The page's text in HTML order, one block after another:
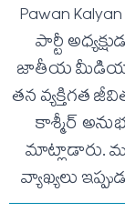
Pawan
పార్టీ
జాతీయ మీడియా
తన వ్యక్తిగత
కాశ్మీర్
మాట్లాడారు.
వ్యాఖ్యలు